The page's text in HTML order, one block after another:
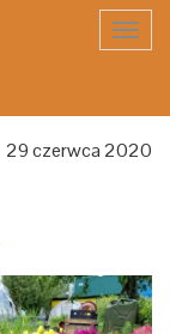
29 czerwca 2020